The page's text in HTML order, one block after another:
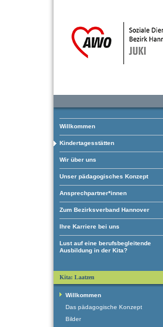
Willkommen
Kindertagesstätten
Wir über uns
Unser pädagogisches Konzept
Ansprechpartner*innen
Zum Bezirksverband Hannover
Ihre Karriere bei uns
Lust auf eine berufsbegleitende
Ausbildung in der Kita?
Kita: Laatzen
Willkommen
Das pädagogische Konzept
Bilder